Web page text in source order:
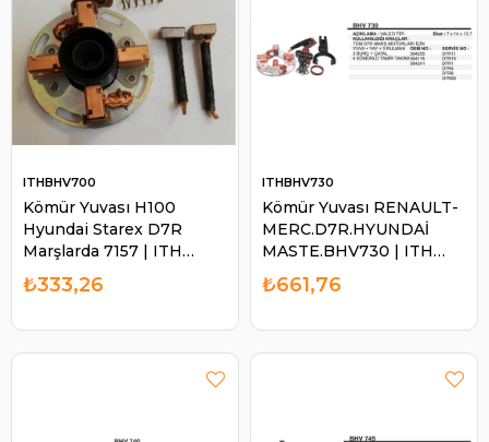
Kömür Yuvası H100
Hyundai Starex D7R
Marşlarda 7157 | ITH
BHV700
ITHBHV700
₺333,26
Kömür Yuvası RENAULT-
MERC.D7R.HYUNDAİ
MASTE.BHV730 | ITH
BHV730
ITHBHV730
₺661,76